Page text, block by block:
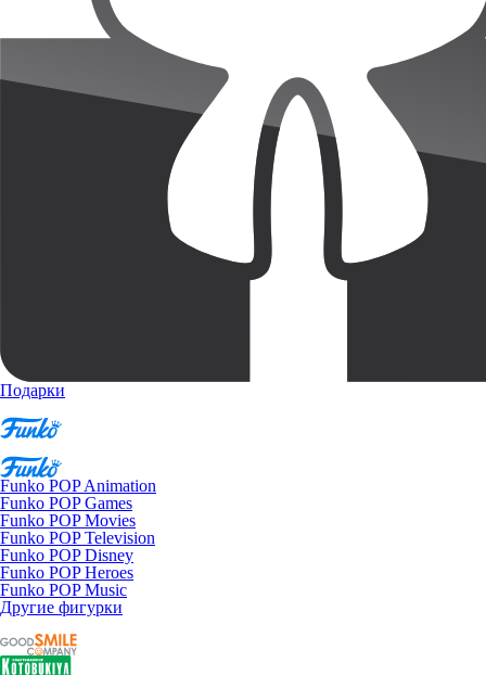
Подарки
Funko POP Animation
Funko POP Games
Funko POP Movies
Funko POP Television
Funko POP Disney
Funko POP Heroes
Funko POP Music
Другие фигурки